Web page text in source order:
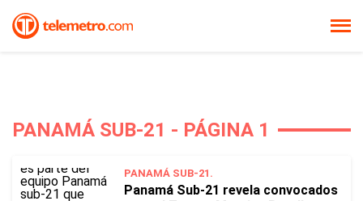
PANAMÁ SUB-21 - PÁGINA 1
PANAMÁ SUB-21.
Panamá Sub-21 revela convocados